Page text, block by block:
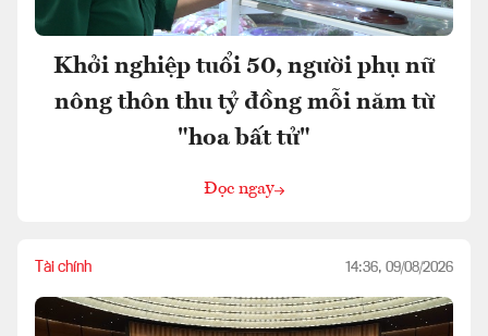
Khởi nghiệp tuổi 50, người phụ nữ
nông thôn thu tỷ đồng mỗi năm từ
"hoa bất tử"
Đọc ngay
Tài chính 14:36, 09/08/2026